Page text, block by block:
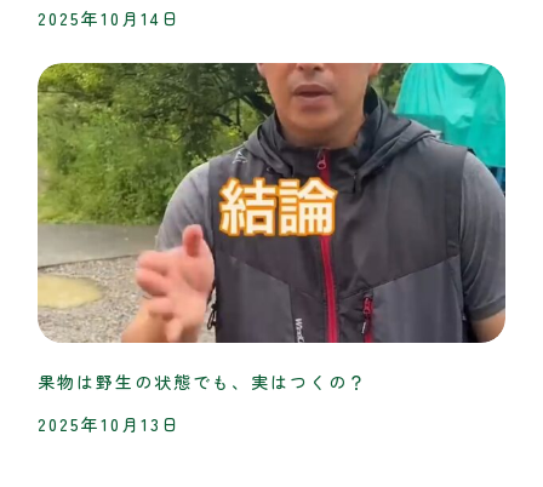
2025年10月14日
果物は野生の状態でも、実はつくの？
2025年10月13日